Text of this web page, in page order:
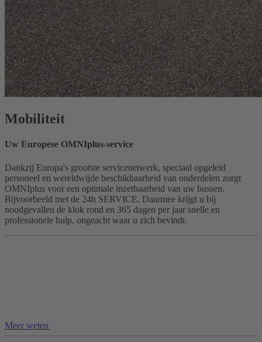
Mobiliteit
Uw Europese OMNIplus-service
Dankzij Europa's grootste servicenetwerk, speciaal opgeleid
personeel en wereldwijde beschikbaarheid van onderdelen zorgt
OMNIplus voor een optimale inzetbaarheid van uw bussen.
Bijvoorbeeld met de 24h SERVICE. Daarmee krijgt u bij
noodgevallen de klok rond en 365 dagen per jaar snelle en
professionele hulp, ongeacht waar u zich bevindt.
Meer weten